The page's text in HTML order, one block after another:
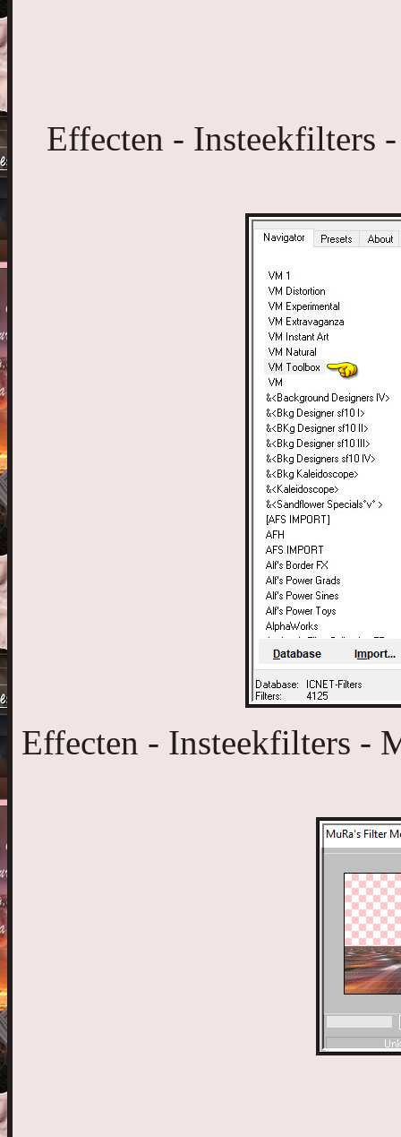
Effecten - Insteekfilters
Effecten - Insteekfilters -